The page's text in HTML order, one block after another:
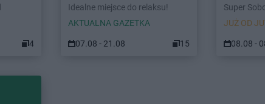
4
Idealne miejsce do relaksu!
AKTUALNA GAZETKA
07.08 - 21.08 15
Super
JUŻ OD
08.08 -